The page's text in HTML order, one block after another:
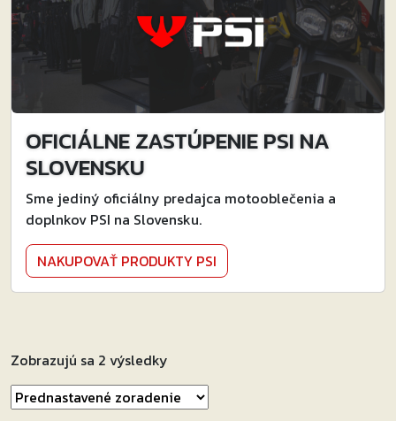
OFICIÁLNE ZASTÚPENIE PSI NA
SLOVENSKU
Sme jediný oficiálny predajca motooblečenia a
doplnkov PSI na Slovensku.
NAKUPOVAŤ PRODUKTY PSI
Zobrazujú sa 2 výsledky